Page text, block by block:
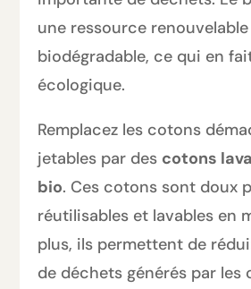
une ressource
biodégradable, ce qui en
écologique.
Remplacez les cotons
jetables par des cotons
bio. Ces cotons sont doux
réutilisables et lavables en
plus, ils permettent de
de déchets générés par les